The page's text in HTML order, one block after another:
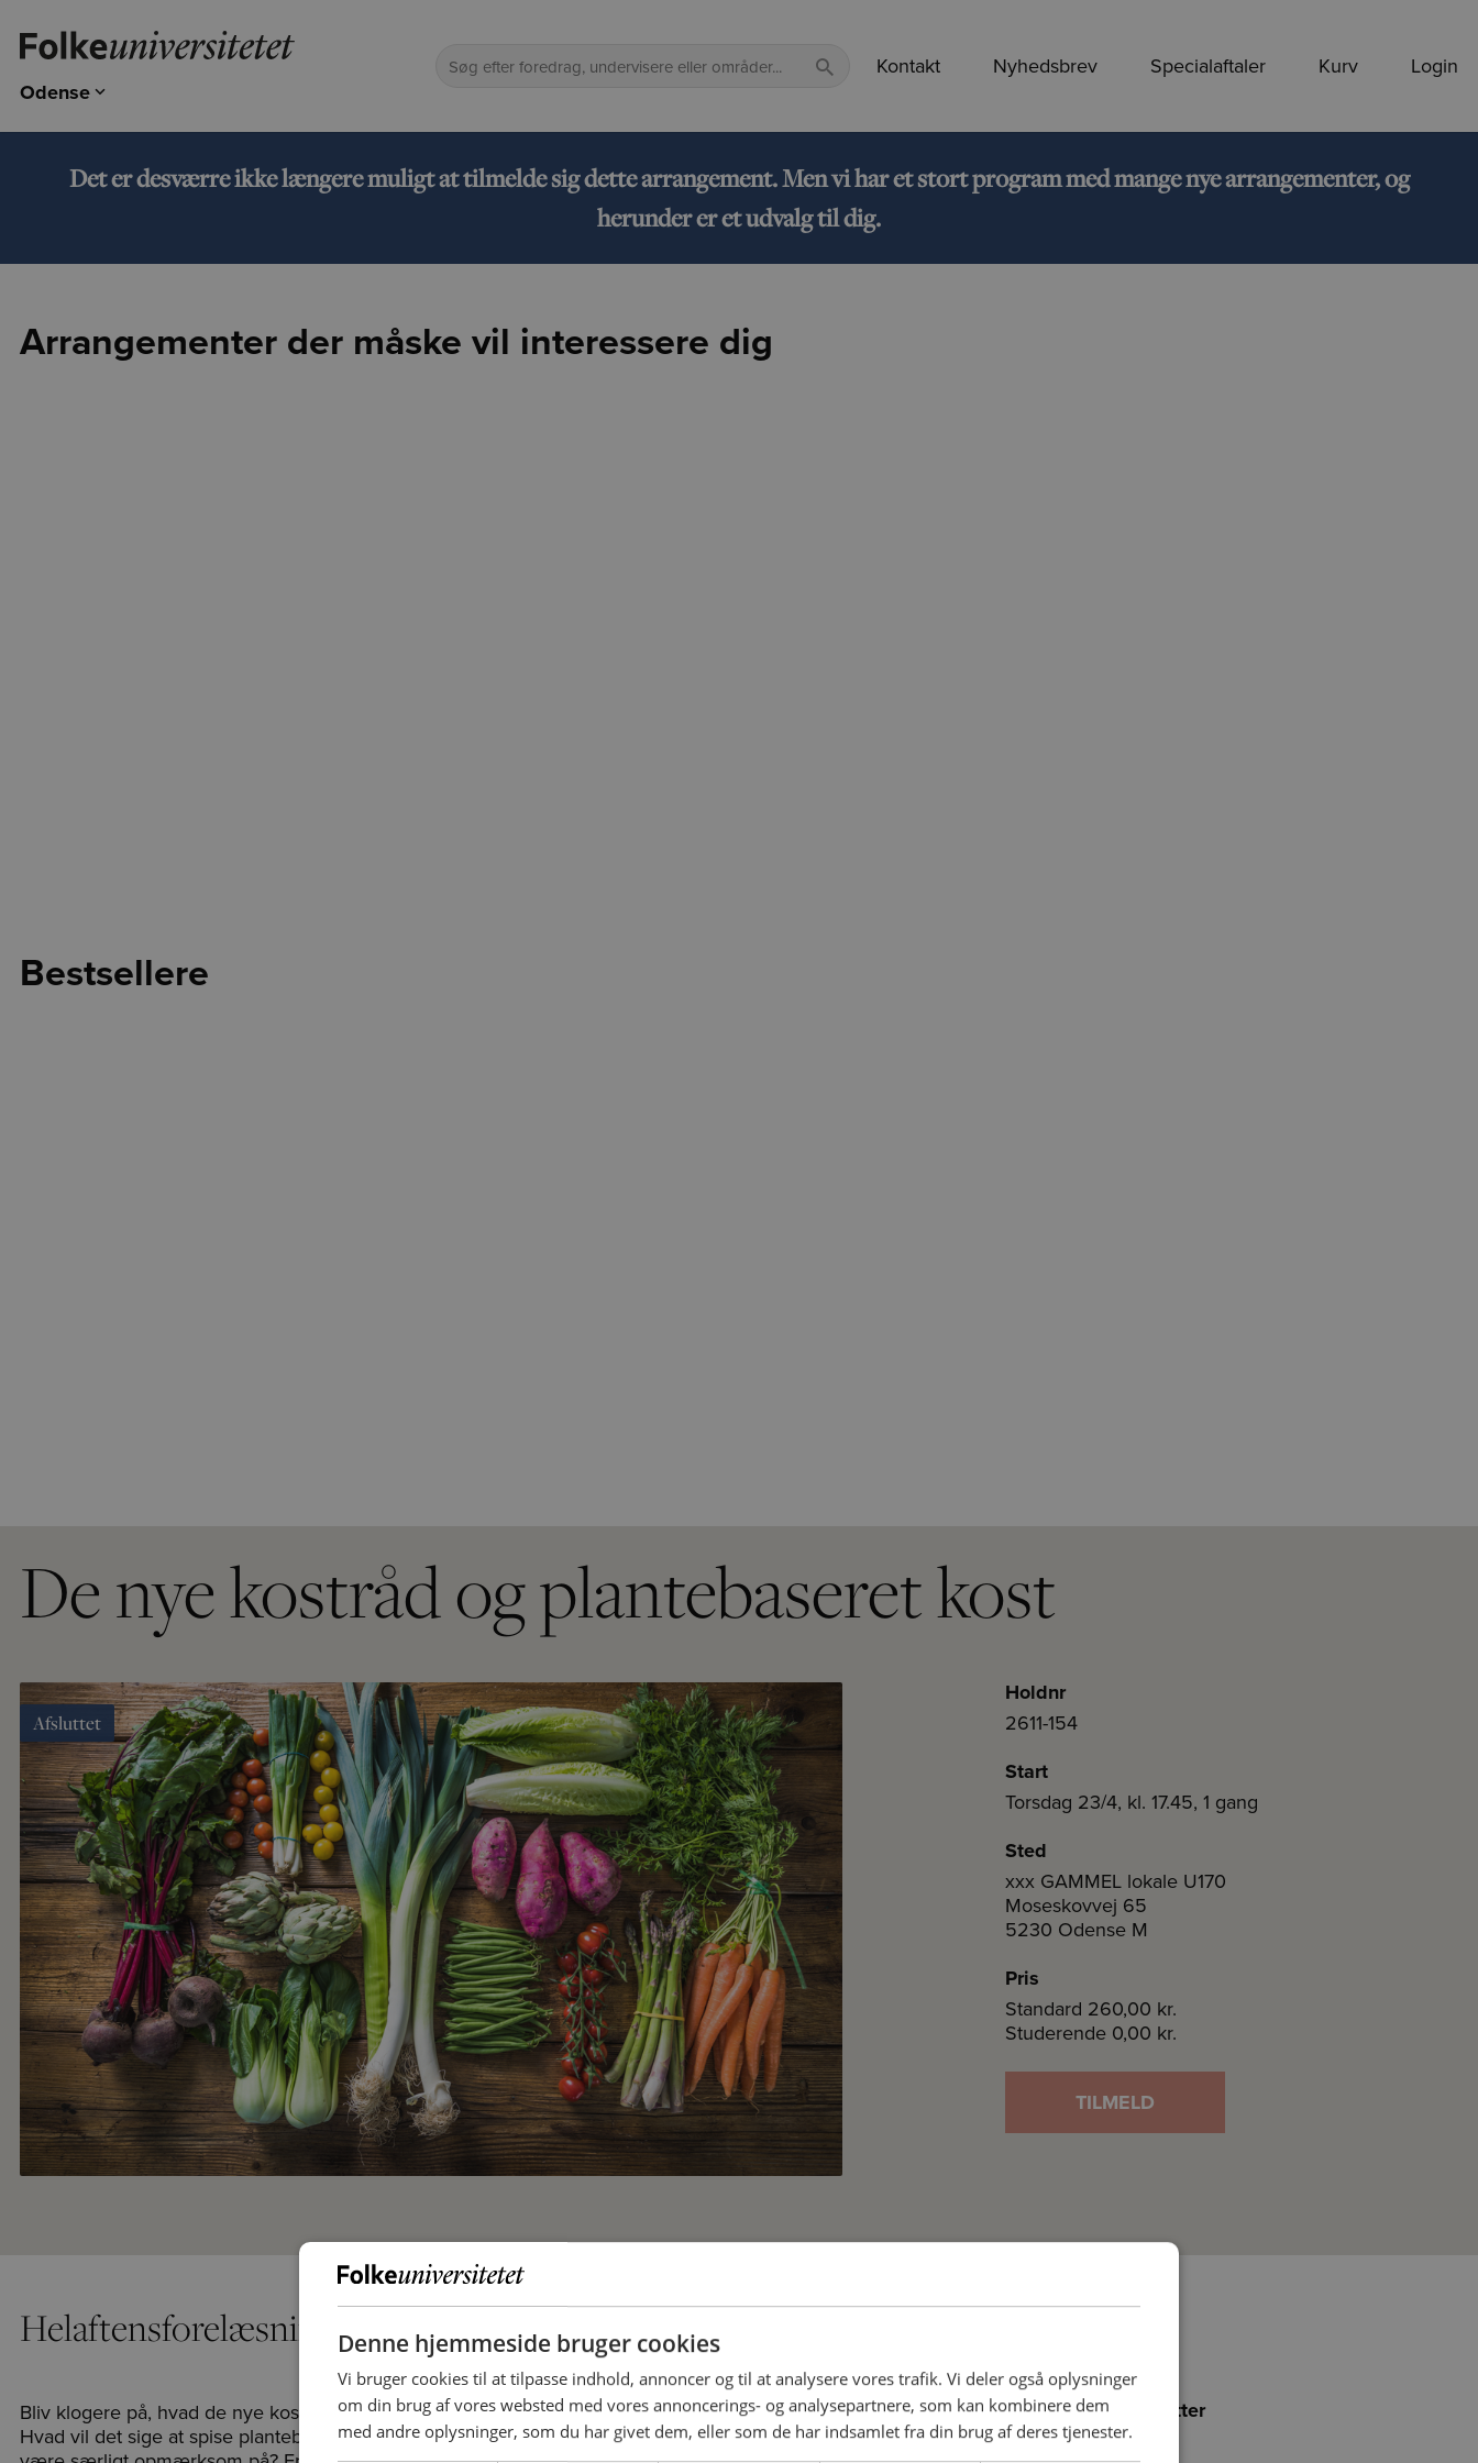
Odense
Odense
Esbjerg
Kontakt Nyhedsbrev Specialaftaler Kurv Login
Det er desværre ikke længere muligt at tilmelde sig dette arrangement. Men vi har et stort program med mange nye arrangementer, og
herunder er et udvalg til dig.
Arrangementer der måske vil interessere dig
Bestsellere
De nye kostråd og plantebaseret kost
Afsluttet
Holdnr
2611-154
Start
Torsdag 23/4, kl. 17.45, 1 gang
Sted
xxx GAMMEL lokale U170
Moseskovvej 65
5230 Odense M
Pris
Standard 260,00 kr.
Studerende 0,00 kr.
TILMELD
Helaftensforelæsning
Bliv klogere på, hvad de nye kostråd fra 2023 (Nordisk Næringsstofs Anbefalinger) indeholder.
Hvad vil det sige at spise plantebaseret? Hvad betyder det for vores sundhed, og hvad skal man
Føj holdet til favoritter
Denne hjemmeside bruger cookies
Vi bruger cookies til at tilpasse indhold, annoncer og til at analysere vores trafik. Vi deler også oplysninger
om din brug af vores websted med vores annoncerings- og analysepartnere, som kan kombinere dem
med andre oplysninger, som du har givet dem, eller som de har indsamlet fra din brug af deres tjenester.